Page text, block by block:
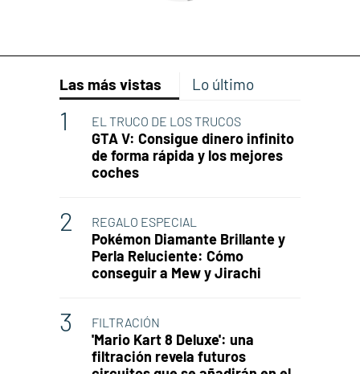
Las más vistas Lo último
EL TRUCO DE LOS TRUCOS
GTA V: Consigue dinero infinito
de forma rápida y los mejores
coches
REGALO ESPECIAL
Pokémon Diamante Brillante y
Perla Reluciente: Cómo
conseguir a Mew y Jirachi
FILTRACIÓN
'Mario Kart 8 Deluxe': una
filtración revela futuros